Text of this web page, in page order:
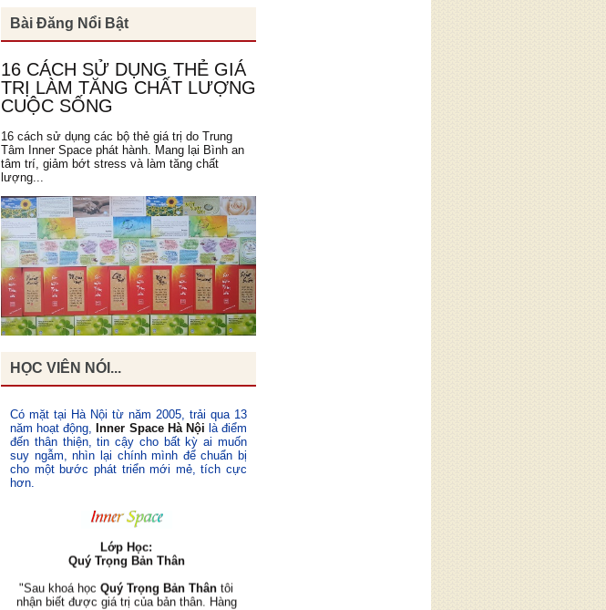
Bài Đăng Nổi Bật
16 CÁCH SỬ DỤNG THẺ GIÁ
TRỊ LÀM TĂNG CHẤT LƯỢNG
CUỘC SỐNG
16 cách sử dụng các bộ thẻ giá trị do Trung
Tâm Inner Space phát hành. Mang lại Bình an
tâm trí, giảm bớt stress và làm tăng chất
lượng...
HỌC VIÊN NÓI...
Có mặt tại Hà Nội từ năm 2005, trải qua 13
năm hoạt động, Inner Space Hà Nội là điểm
đến thân thiện, tin cậy cho bất kỳ ai muốn
suy ngẫm, nhìn lại chính mình để chuẩn bị
cho một bước phát triển mới mẻ, tích cực
hơn.
Lớp Học:
Quý Trọng Bản Thân
"Sau khoá học Quý Trọng Bản Thân
nhận biết được giá trị của bản thân. Hàng
ngày tôi tự cười tươi với mình và thường